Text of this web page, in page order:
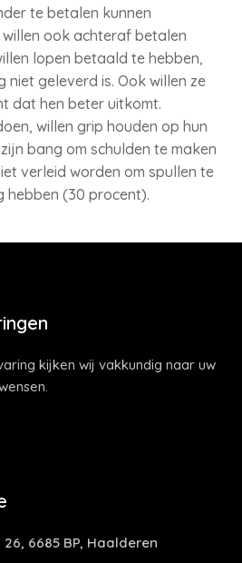
te betalen kunnen
ook achteraf betalen
lopen betaald te hebben,
geleverd is. Ook willen ze
dat hen beter uitkomt.
willen grip houden op hun
bang om schulden te maken
verleid worden om spullen te
hebben (30 procent).
kijken wij vakkundig naar uw
6685 BP, Haalderen